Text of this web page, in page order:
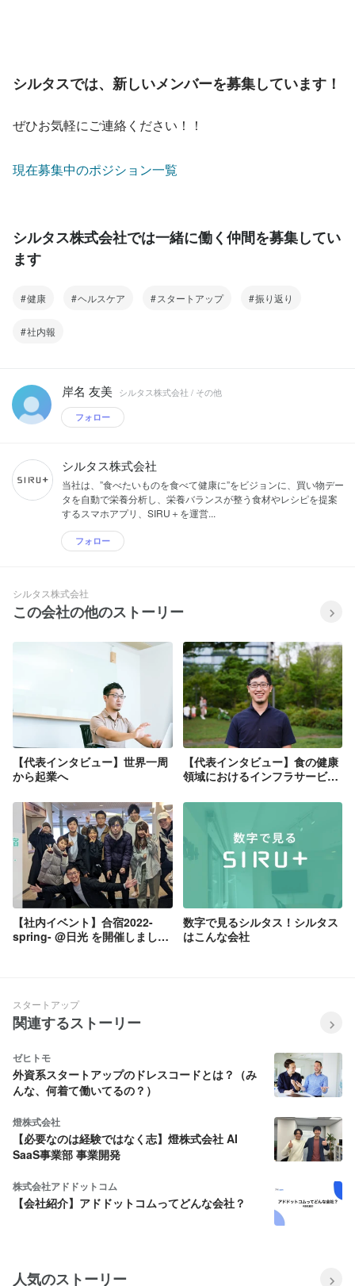
シルタスでは、新しいメンバーを募集しています！
ぜひお気軽にご連絡ください！！
現在募集中のポジション一覧
シルタス株式会社では一緒に働く仲間を募集してい
ます
健康 ヘルスケア スタートアップ 振り返り
社内報
岸名 友美 シルタス株式会社 / その他
フォロー
シルタス株式会社
当社は、”食べたいものを食べて健康に”をビジョンに、買い物デー
タを自動で栄養分析し、栄養バランスが整う食材やレシピを提案
するスマホアプリ、SIRU＋を運営...
フォロー
シルタス株式会社
この会社の他のストーリー
【代表インタビュー】世界一周
から起業へ
【代表インタビュー】食の健康
領域におけるインフラサービス
【社内イベント】合宿2022-
spring- @日光 を開催しまし
数字で見るシルタス！シルタス
はこんな会社
スタートアップ
関連するストーリー
ゼヒトモ
外資系スタートアップのドレスコードとは？（み
んな、何着て働いてるの？）
燈株式会社
【必要なのは経験ではなく志】燈株式会社 AI
SaaS事業部 事業開発
株式会社アドドットコム
【会社紹介】アドドットコムってどんな会社？
人気のストーリー